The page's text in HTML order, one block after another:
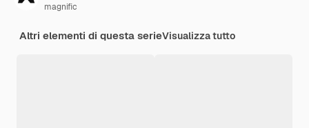
magnific
Altri elementi di questa serieVisualizza tutto